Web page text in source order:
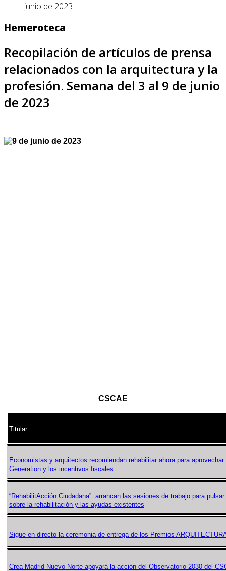
junio de 2023
Hemeroteca
Recopilación de artículos de prensa
relacionados con la arquitectura y la
profesión. Semana del 3 al 9 de junio
de 2023
CSCAE
Titular
Economistas y arquitectos recomiendan rehabilitar ahora para
Generation y los incentivos fiscales
“RehabilitAcción Ciudadana”: arrancan las sesiones de trabajo para
sobre la rehabilitación y las ayudas existentes
Sigue en directo la ceremonia de entrega de los Premios
Crea Madrid Nuevo Norte apoyará la acción del Observatorio 2030 del